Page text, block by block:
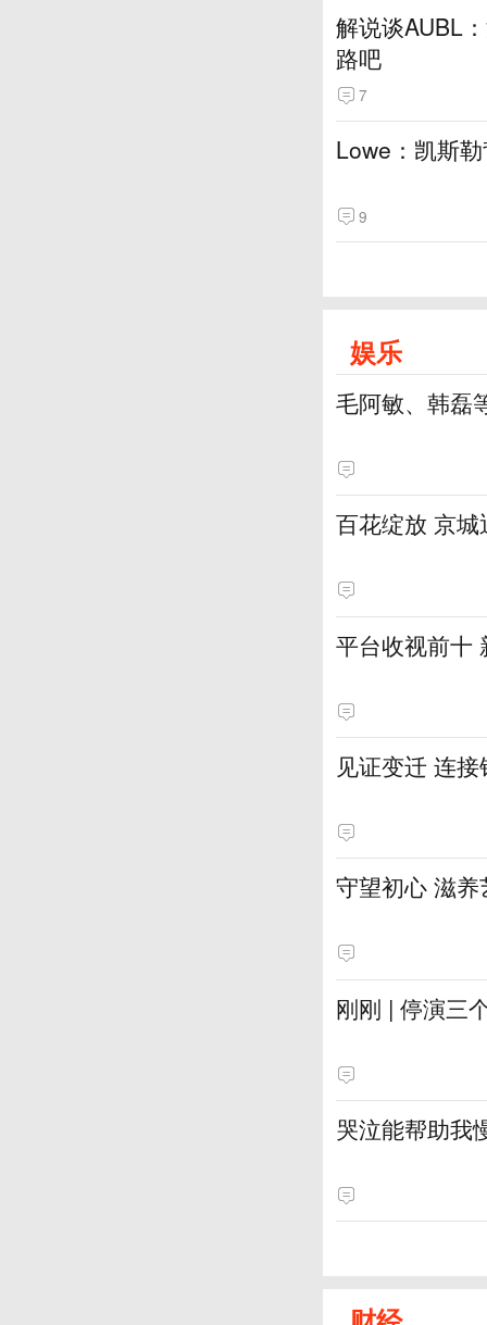
解说谈AUBL
路吧
7
Lowe：凯斯
9
娱乐
毛阿敏、韩磊
百花绽放 京
平台收视前十
见证变迁 连
守望初心 滋
刚刚 | 停演三
哭泣能帮助我